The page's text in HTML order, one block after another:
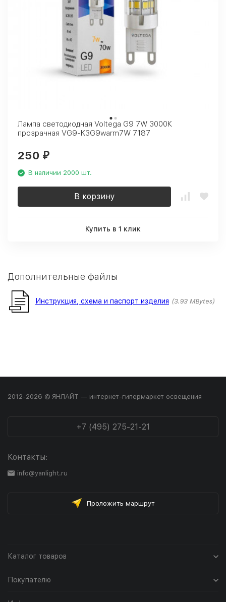
Лампа светодиодная Voltega G9 7W 3000К
прозрачная VG9-K3G9warm7W 7187
250 ₽
В наличии 2000 шт.
В корзину
Купить в 1 клик
Дополнительные файлы
Инструкция, схема и паспорт изделия 3.93 MBytes
2012-2026 © ЯНЛАЙТ — интернет-гипермаркет освещения
+7 (495) 275-21-21
Контакты:
info@yanlight.ru
Проложить маршрут
Каталог товаров
Покупателю